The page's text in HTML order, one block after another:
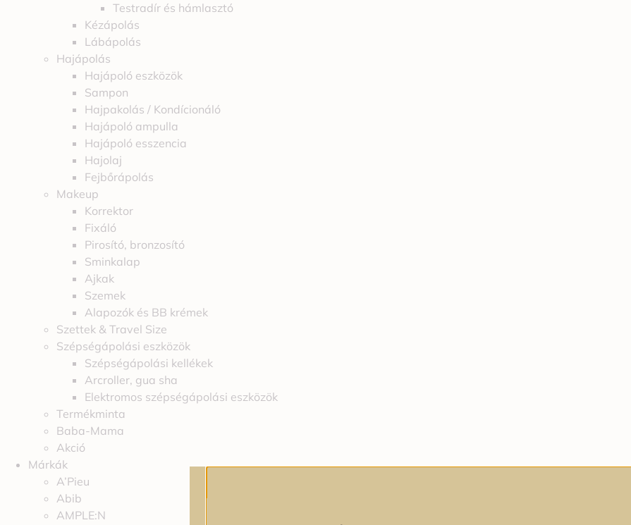
Testradír és hámlasztó
Kézápolás
Lábápolás
Hajápolás
Hajápoló eszközök
Sampon
Hajpakolás / Kondícionáló
Hajápoló ampulla
Hajápoló esszencia
Hajolaj
Fejbőrápolás
Makeup
Korrektor
Fixáló
Pirosító, bronzosító
Sminkalap
Ajkak
Szemek
Alapozók és BB krémek
Szettek & Travel Size
Szépségápolási eszközök
Szépségápolási kellékek
Arcroller, gua sha
Elektromos szépségápolási eszközök
Termékminta
Baba-Mama
Akció
Márkák
A’Pieu
Abib
AMPLE:N